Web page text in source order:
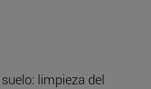
limpieza del